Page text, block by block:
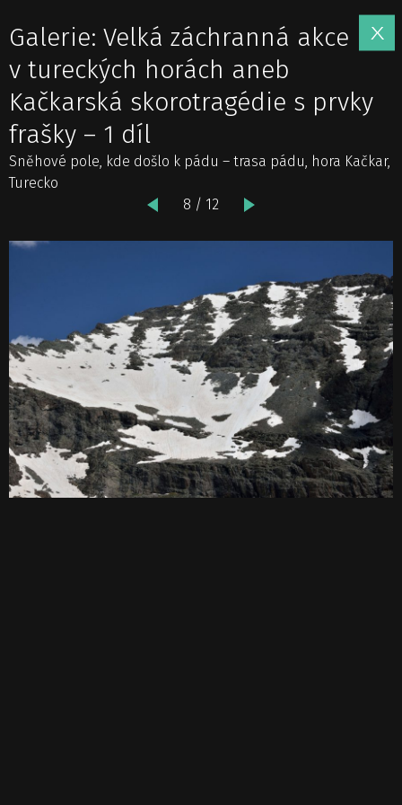
Galerie: Velká záchranná akce
v tureckých horách aneb
Kačkarská skorotragédie s prvky
frašky – 1 díl
Sněhové pole, kde došlo k pádu – trasa pádu, hora Kačkar,
Turecko
8 / 12